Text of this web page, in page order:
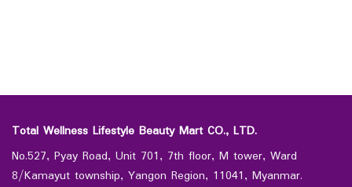
Total Wellness Lifestyle Beauty Mart CO., LTD.
No.527, Pyay Road, Unit 701, 7th floor, M tower, Ward
8/Kamayut township, Yangon Region, 11041, Myanmar.